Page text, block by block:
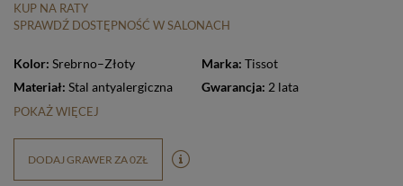
KUP NA RATY
SPRAWDŹ DOSTĘPNOŚĆ W SALONACH
Kolor: Srebrno–Złoty Marka: Tissot
Materiał: Stal antyalergiczna Gwarancja: 2 lata
POKAŻ WIĘCEJ
DODAJ GRAWER ZA 0ZŁ